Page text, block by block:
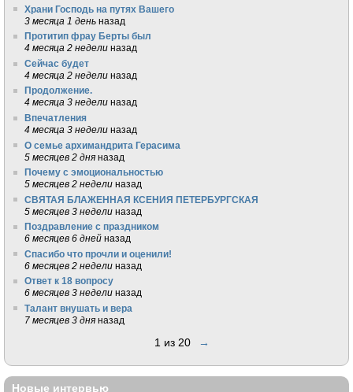
Храни Господь на путях Вашего
3 месяца 1 день назад
Протитип фрау Берты был
4 месяца 2 недели назад
Сейчас будет
4 месяца 2 недели назад
Продолжение.
4 месяца 3 недели назад
Впечатления
4 месяца 3 недели назад
О семье архимандрита Герасима
5 месяцев 2 дня назад
Почему с эмоциональностью
5 месяцев 2 недели назад
СВЯТАЯ БЛАЖЕННАЯ КСЕНИЯ ПЕТЕРБУРГСКАЯ
5 месяцев 3 недели назад
Поздравление с праздником
6 месяцев 6 дней назад
Спасибо что прочли и оценили!
6 месяцев 2 недели назад
Ответ к 18 вопросу
6 месяцев 3 недели назад
Талант внушать и вера
7 месяцев 3 дня назад
1 из 20 →
Новые интервью